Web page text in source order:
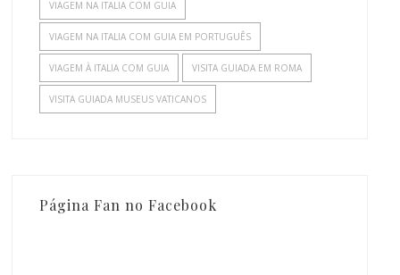
VIAGEM NA ITALIA COM GUIA
VIAGEM NA ITALIA COM GUIA EM PORTUGUÊS
VIAGEM À ITALIA COM GUIA VISITA GUIADA EM ROMA
VISITA GUIADA MUSEUS VATICANOS
Página Fan no Facebook